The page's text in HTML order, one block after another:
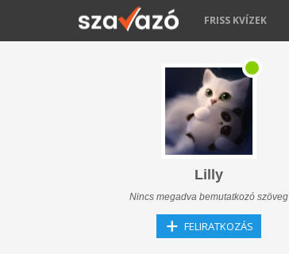
FRISS KVÍZEK
Lilly
Nincs megadva bemutatkozó szöveg
FELIRATKOZÁS